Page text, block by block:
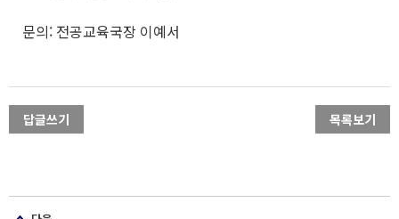
문의: 전공교육국장 이예서
답글쓰기 목록보기